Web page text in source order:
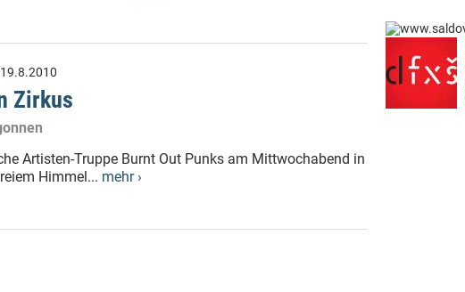
19.8.2010
Zirkus
Artisten-Truppe Burnt Out Punks am Mittwochabend in
Himmel... mehr ›